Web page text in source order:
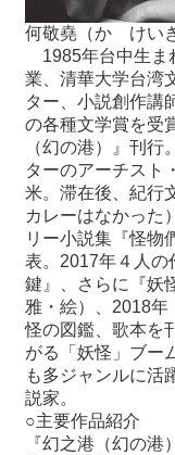
何敬堯（か けい
1985年台中生ま
業、清華大学台湾
ター、小説創作講
の各種文学賞を受
（幻の港）』刊行。
ターのアーチスト
米。滞在後、紀行
カレーはなかった
リー小説集『怪物
表。 2017年４人の
鍵』、さらに『妖
雅・絵）、 2018年
怪の図鑑、歌本を
がる「妖怪」ブー
も多ジャンルに活
説家。
○主要作品紹介
『幻之港（幻の